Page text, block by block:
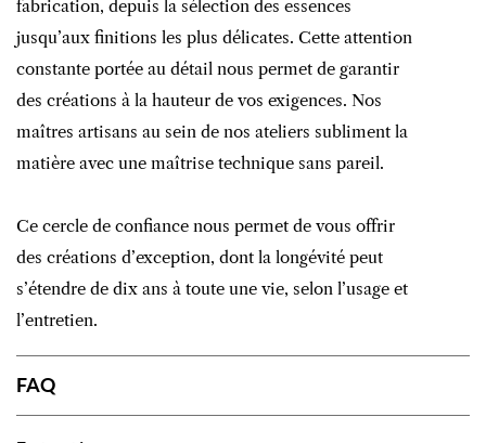
fabrication, depuis la sélection des essences
jusqu’aux finitions les plus délicates. Cette attention
constante portée au détail nous permet de garantir
des créations à la hauteur de vos exigences. Nos
maîtres artisans au sein de nos ateliers subliment la
matière avec une maîtrise technique sans pareil.
Ce cercle de confiance nous permet de vous offrir
des créations d’exception, dont la longévité peut
s’étendre de dix ans à toute une vie, selon l’usage et
l’entretien.
FAQ